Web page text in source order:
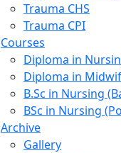
Trauma CHS
Trauma CPI
Courses
Diploma in
Diploma in
B.Sc in Nursing
BSc in Nursing
Archive
Gallery